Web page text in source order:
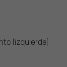
(izquierda)